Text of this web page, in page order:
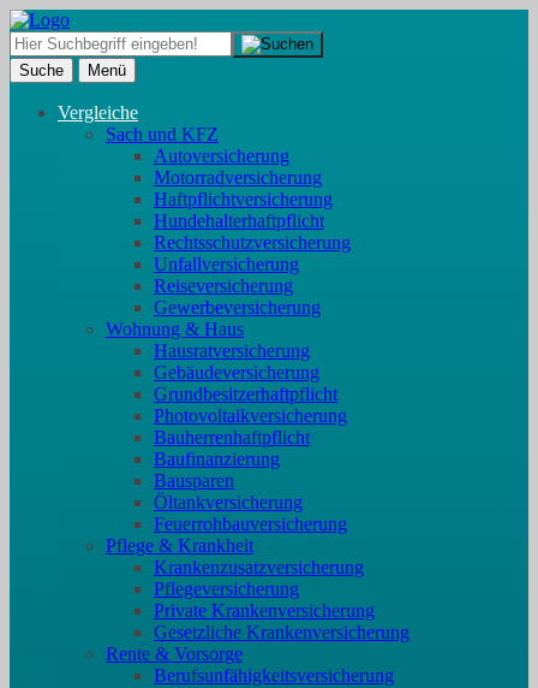
Suche Menü
Vergleiche
Sach und KFZ
Autoversicherung
Motorradversicherung
Haftpflichtversicherung
Hundehalterhaftpflicht
Rechtsschutzversicherung
Unfallversicherung
Reiseversicherung
Gewerbeversicherung
Wohnung & Haus
Hausratversicherung
Gebäudeversicherung
Grundbesitzerhaftpflicht
Photovoltaikversicherung
Bauherrenhaftpflicht
Baufinanzierung
Bausparen
Öltankversicherung
Feuerrohbauversicherung
Pflege & Krankheit
Krankenzusatzversicherung
Pflegeversicherung
Private Krankenversicherung
Gesetzliche Krankenversicherung
Rente & Vorsorge
Berufs­unfähigkeitsversicherung